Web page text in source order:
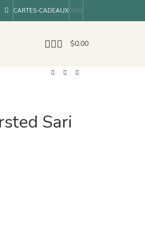
CARTES-CADEAUXFAQ
$0.00
Sari